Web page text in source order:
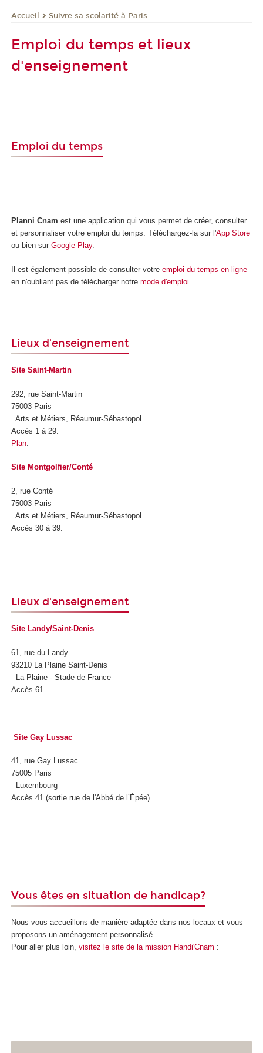
Accueil Suivre sa scolarité à Paris
Emploi du temps et lieux
d'enseignement
Emploi du temps
Planni Cnam est une application qui vous permet de créer, consulter
et personnaliser votre emploi du temps. Téléchargez-la sur l'App Store
ou bien sur Google Play.
Il est également possible de consulter votre emploi du temps en ligne
en n'oubliant pas de télécharger notre mode d'emploi
Lieux d'enseignement
Site Saint-Martin
292, rue Saint-Martin
75003 Paris
Arts et Métiers, Réaumur-Sébastopol
Accès 1 à 29.
Plan
Site Montgolfier/Conté
2, rue Conté
75003 Paris
Arts et Métiers, Réaumur-Sébastopol
Accès 30 à 39.
Lieux d'enseignement
Site Landy/Saint-Denis
61, rue du Landy
93210 La Plaine Saint-Denis
La Plaine - Stade de France
Accès 61.
Site Gay Lussac
41, rue Gay Lussac
75005 Paris
Luxembourg
Accès 41 (sortie rue de l'Abbé de l’Épée)
Vous êtes en situation de handicap?
Nous vous accueillons de manière adaptée dans nos locaux et vous
proposons un aménagement personnalisé.
Pour aller plus loin, visitez le site de la mission Handi'Cnam :